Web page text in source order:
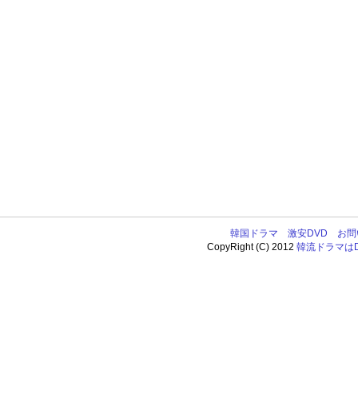
韓国ドラマ 激安DVD
お
CopyRight (C) 2012韓流ドラマは